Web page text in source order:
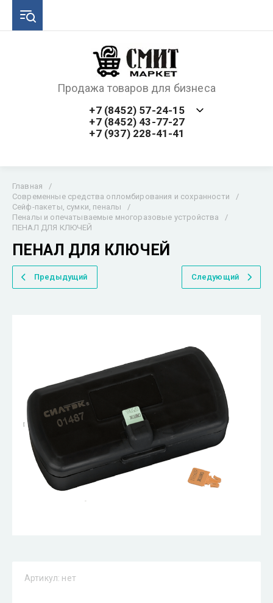
Продажа товаров для бизнеса
+7 (8452) 57-24-15
+7 (8452) 43-77-27
+7 (937) 228-41-41
Главная
/
Современные средства опломбирования и сохранности
/
Сейф-пакеты, сумки, пеналы
/
Пеналы и опечатываемые многоразовые устройства
/
ПЕНАЛ ДЛЯ КЛЮЧЕЙ
ПЕНАЛ ДЛЯ КЛЮЧЕЙ
Предыдущий Следующий
Артикул: нет